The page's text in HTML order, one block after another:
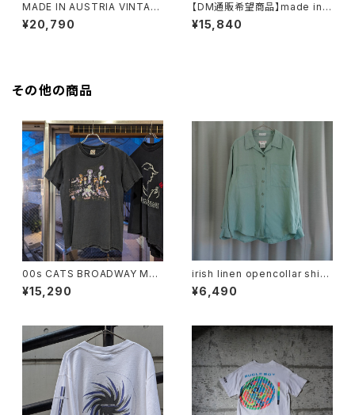
MADE IN AUSTRIA VINTAG
E FANNI LEMMERMAYER AL
PACA KNIT CARDIGAN
¥20,790
【DM通販希望商品】made in n
orway tyrolean sweater
¥15,840
その他の商品
00s CATS BROADWAY MU
SICAL TEE
¥15,290
irish linen opencollar shirt
"mint"
¥6,490